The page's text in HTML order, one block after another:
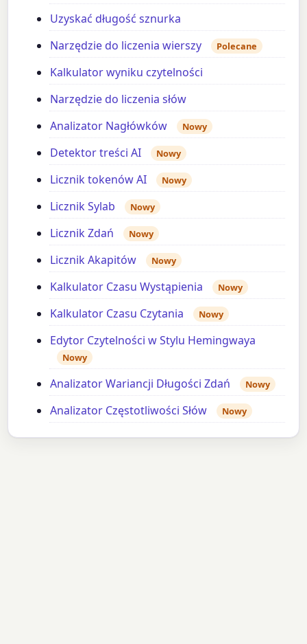
Uzyskać długość sznurka
Narzędzie do liczenia wierszy
Polecane
Kalkulator wyniku czytelności
Narzędzie do liczenia słów
Analizator Nagłówków
Nowy
Detektor treści AI Nowy
Licznik tokenów AI Nowy
Licznik Sylab Nowy
Licznik Zdań Nowy
Licznik Akapitów Nowy
Kalkulator Czasu Wystąpienia Nowy
Kalkulator Czasu Czytania Nowy
Edytor Czytelności w Stylu Hemingwaya
Nowy
Analizator Wariancji Długości Zdań Nowy
Analizator Częstotliwości Słów Nowy